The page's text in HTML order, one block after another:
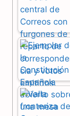
b
o
o
k